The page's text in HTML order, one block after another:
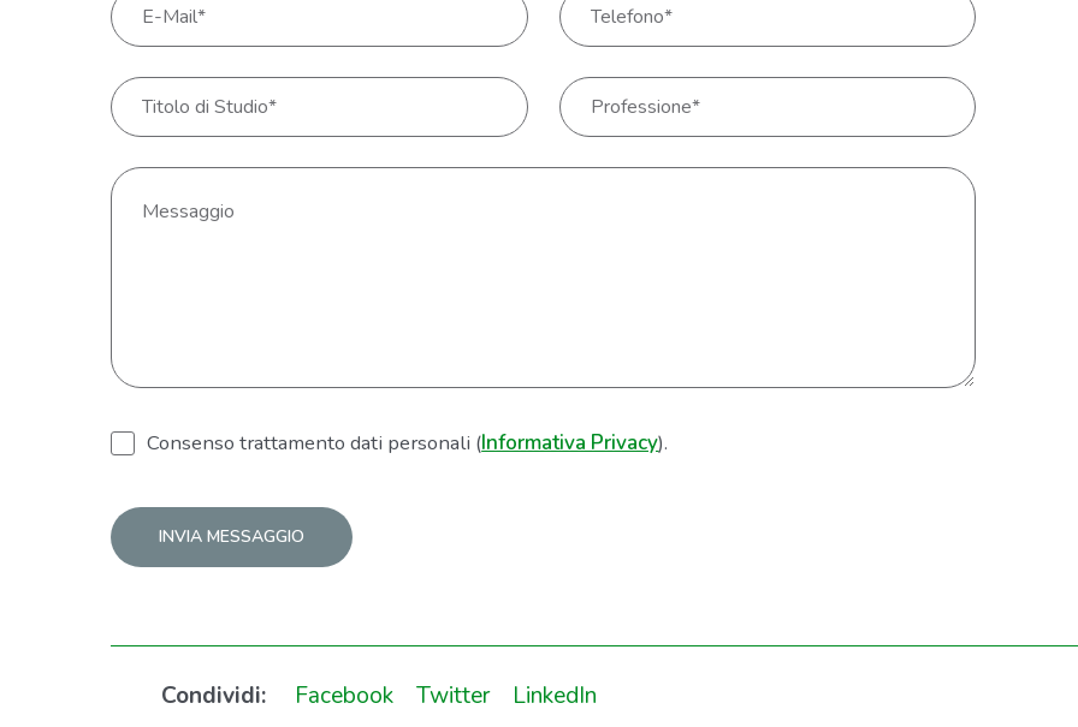
Consenso trattamento dati personali (Informativa Privacy).
Condividi: Facebook Twitter LinkedIn